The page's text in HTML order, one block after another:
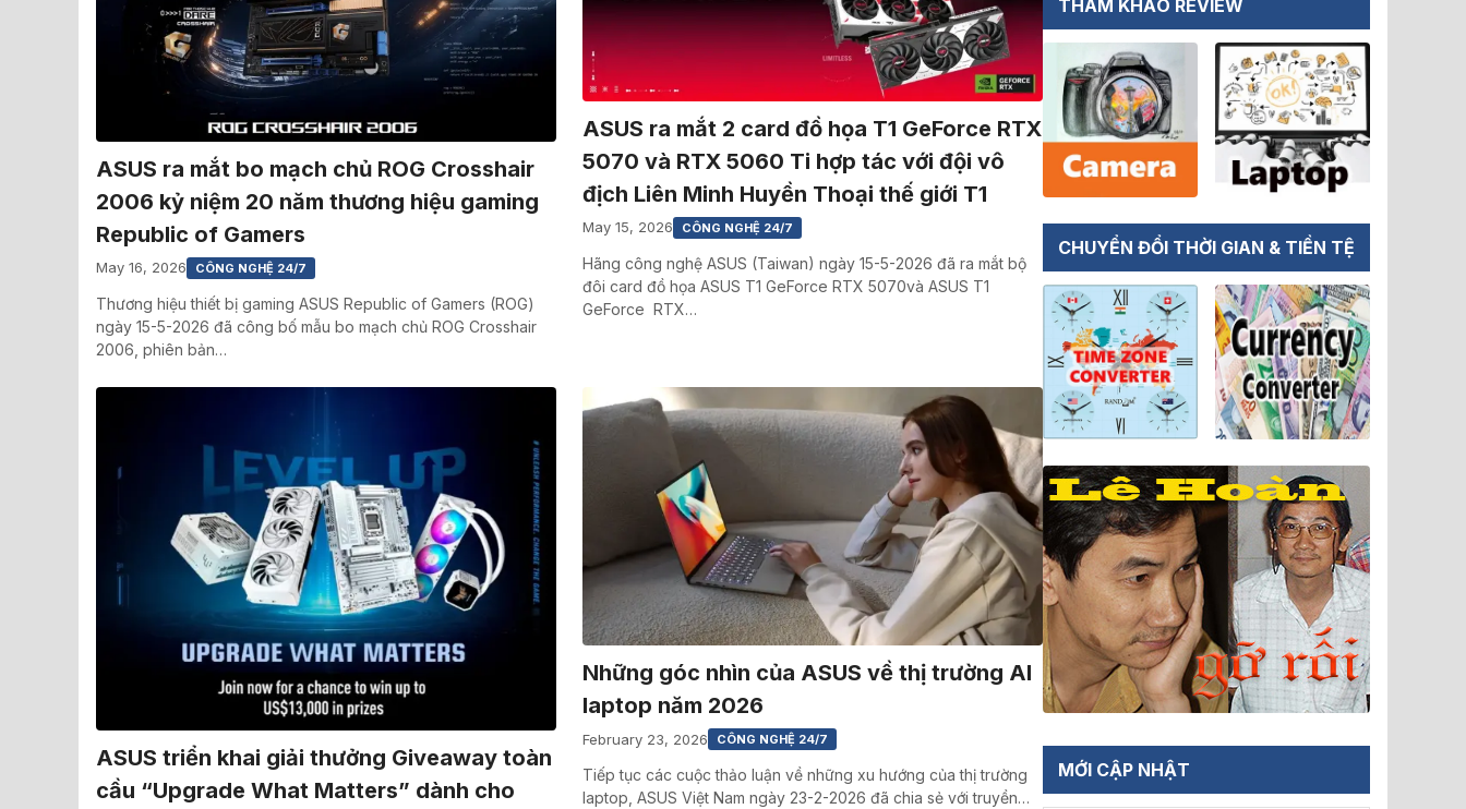
ASUS ra mắt bo mạch chủ ROG Crosshair
2006 kỷ niệm 20 năm thương hiệu gaming
Republic of Gamers
May 16, 2026 CÔNG NGHỆ 24/7
Thương hiệu thiết bị gaming ASUS Republic of Gamers (ROG)
ngày 15-5-2026 đã công bố mẫu bo mạch chủ ROG Crosshair
2006, phiên bản…
ASUS ra mắt 2 card đồ họa T1 GeForce RTX
5070 và RTX 5060 Ti hợp tác với đội vô
địch Liên Minh Huyền Thoại thế giới T1
May 15, 2026 CÔNG NGHỆ 24/7
Hãng công nghệ ASUS (Taiwan) ngày 15-5-2026 đã ra mắt bộ
đôi card đồ họa ASUS T1 GeForce RTX 5070và ASUS T1
GeForce RTX…
ASUS triển khai giải thưởng Giveaway toàn
cầu “Upgrade What Matters” dành cho
Những góc nhìn của ASUS về thị trường AI
laptop năm 2026
February 23, 2026 CÔNG NGHỆ 24/7
Tiếp tục các cuộc thảo luận về những xu hướng của thị trường
laptop, ASUS Việt Nam ngày 23-2-2026 đã chia sẻ với truyền…
THAM KHẢO REVIEW
CHUYỂN ĐỔI THỜI GIAN & TIỀN TỆ
MỚI CẬP NHẬT